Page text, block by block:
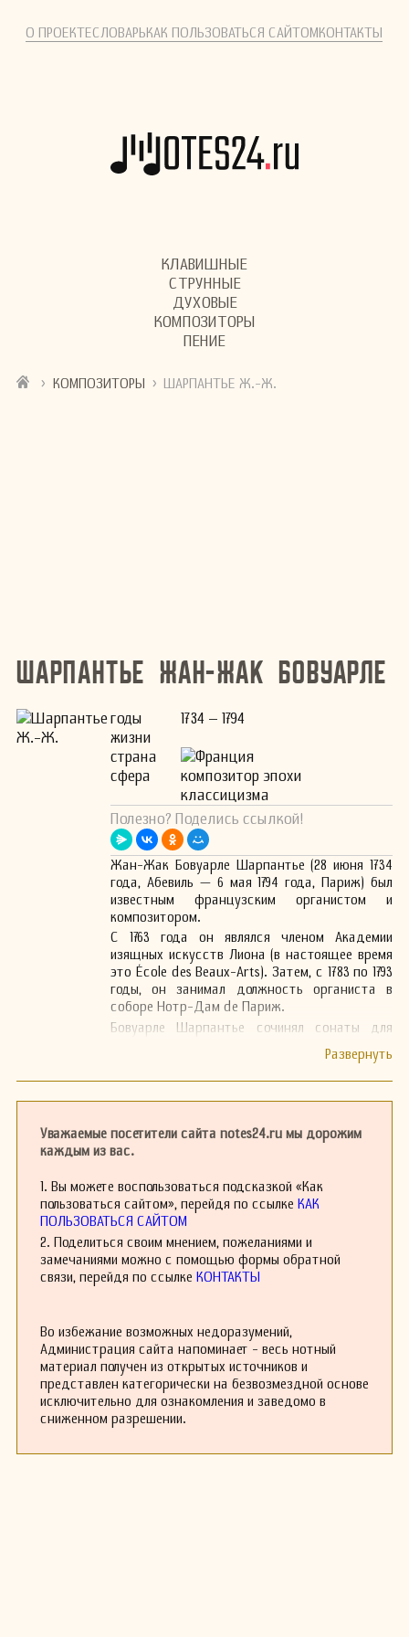
О ПРОЕКТЕСЛОВАРЬКАК ПОЛЬЗОВАТЬСЯ САЙТОМКОНТАКТЫ
КЛАВИШНЫЕ
СТРУННЫЕ
ДУХОВЫЕ
КОМПОЗИТОРЫ
ПЕНИЕ
› КОМПОЗИТОРЫ › ШАРПАНТЬЕ Ж.-Ж.
Шарпантье Жан-Жак Бовуарле
годы
жизни
1734 – 1794
страна
Франция
сфера
композитор эпохи
классицизма
Полезно? Поделись ссылкой!
Жан-Жак Бовуарле Шарпантье (28 июня 1734
года, Абевиль — 6 мая 1794 года, Париж) был
известным французским органистом и
композитором.
С 1763 года он являлся членом Академии
изящных искусств Лиона (в настоящее время
это École des Beaux-Arts). Затем, с 1783 по 1793
годы, он занимал должность органиста в
соборе Нотр-Дам de Париж.
Бовуарле Шарпантье сочинял сонаты для
многочисленные произведения для органа.
Его сын Жак-Мари (около 1766—1834) также
Уважаемые посетители сайта notes24.ru мы дорожим
каждым из вас.
1. Вы можете воспользоваться подсказкой «Как
пользоваться сайтом», перейдя по ссылке КАК
ПОЛЬЗОВАТЬСЯ САЙТОМ
2. Поделиться своим мнением, пожеланиями и
замечаниями можно с помощью формы обратной
связи, перейдя по ссылке КОНТАКТЫ
Во избежание возможных недоразумений,
Администрация сайта напоминает - весь нотный
материал получен из открытых источников и
представлен категорически на безвозмездной основе
исключительно для ознакомления и заведомо в
сниженном разрешении.